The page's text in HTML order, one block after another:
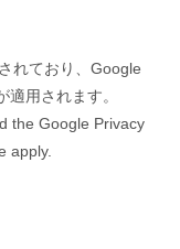
れており、Google
適用されます。
the Google Privacy
apply.